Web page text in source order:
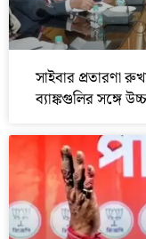
সাইবার প্রতারণা
ব্যাঙ্কগুলির সঙ্গে